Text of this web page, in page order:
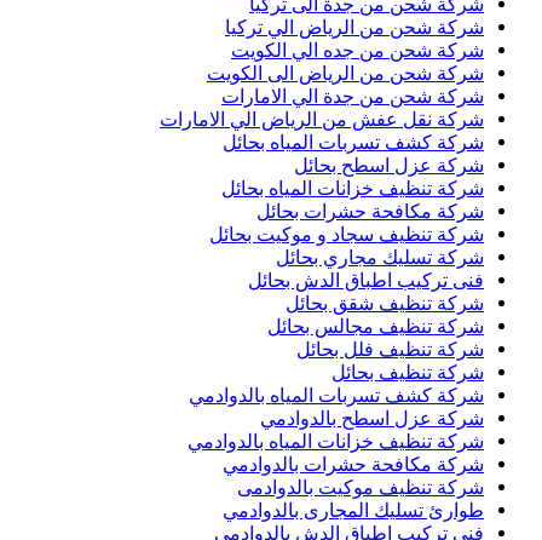
شركة شحن من الرياض الي تركيا
شركة شحن من جده الي الكويت
شركة شحن من الرياض الى الكويت
شركة شحن من جدة الي الامارات
شركة نقل عفش من الرياض الي الامارات
شركة كشف تسربات المياه بحائل
شركة عزل اسطح بحائل
شركة تنظيف خزانات المياه بحائل
شركة مكافحة حشرات بحائل
شركة تنظيف سجاد و موكيت بحائل
شركة تسليك مجاري بحائل
فنى تركيب اطباق الدش بحائل
شركة تنظيف شقق بحائل
شركة تنظيف مجالس بحائل
شركة تنظيف فلل بحائل
شركة تنظيف بحائل
شركة كشف تسربات المياه بالدوادمي
شركة عزل اسطح بالدوادمي
شركة تنظيف خزانات المياه بالدوادمي
شركة مكافحة حشرات بالدوادمي
شركة تنظيف موكيت بالدوادمى
طوارئ تسليك المجارى بالدوادمي
فنى تركيب اطباق الدش بالدوادمي